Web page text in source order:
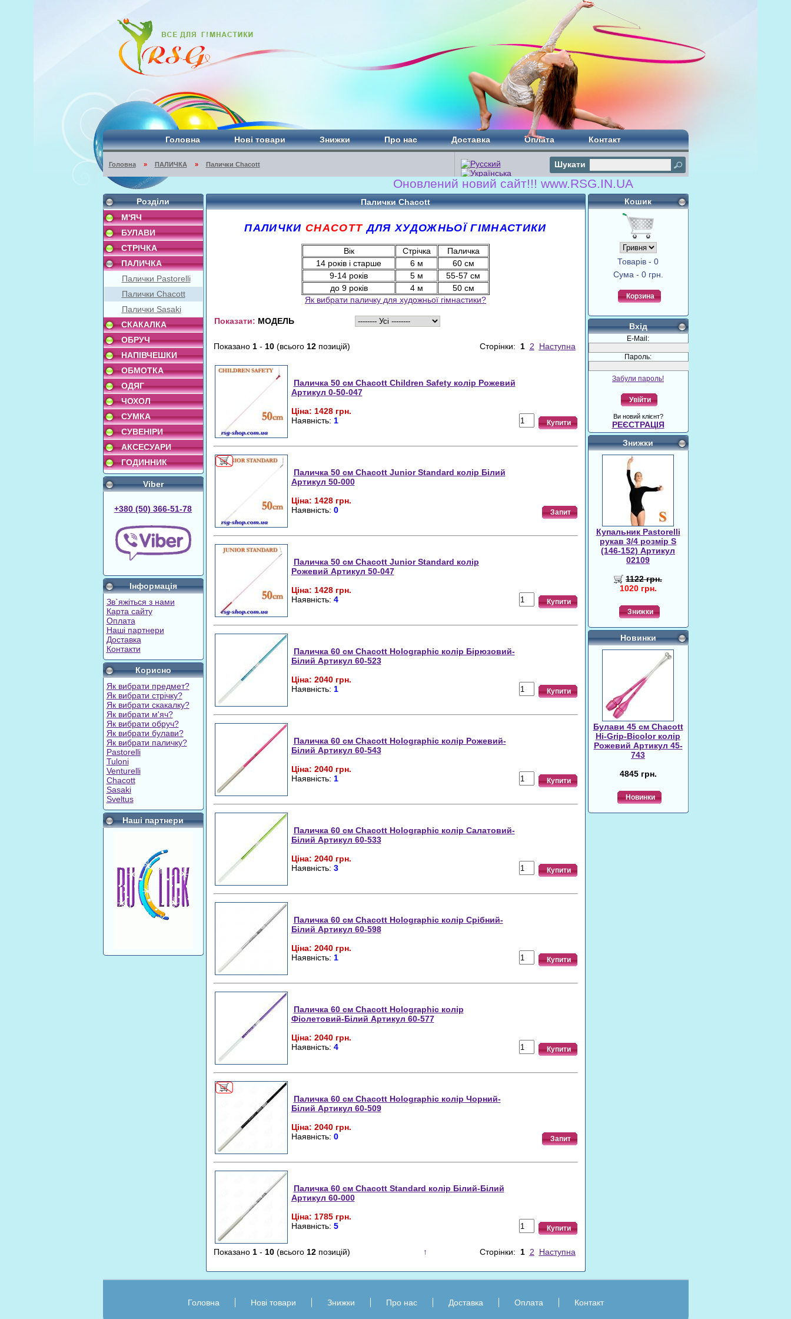
Головна Нові товари Знижки Про нас Доставка Оплата Контакт
Головна » ПАЛИЧКА » Палички Chacott Шукати
Оновлений новий сайт!!! www.RSG.IN.UA
Розділи
М'ЯЧ
БУЛАВИ
СТРІЧКА
ПАЛИЧКА
Палички Pastorelli
Палички Chacott
Палички Sasaki
СКАКАЛКА
ОБРУЧ
НАПІВЧЕШКИ
ОБМОТКА
ОДЯГ
ЧОХОЛ
СУМКА
СУВЕНІРИ
АКСЕСУАРИ
ГОДИННИК
Viber
+380 (50) 366-51-78
Інформація
Зв`яжіться з нами
Карта сайту
Оплата
Наші партнери
Доставка
Контакти
Корисно
Як вибрати предмет?
Як вибрати стрічку?
Як вибрати скакалку?
Як вибрати м'яч?
Як вибрати обруч?
Як вибрати булави?
Як вибрати паличку?
Pastorelli
Tuloni
Venturelli
Chacott
Sasaki
Sveltus
Наші партнери
Палички Chacott
ПАЛИЧКИ CHACOTTДЛЯ ХУДОЖНЬОЇ ГІМНАСТИКИ
Вік Стрічка
Паличка
14 років і старше
6 м
60 см
9-14 років
5 м
55-57 см
до 9 років
4 м
50 см
Як вибрати паличку для художньої гімнастики?
Показати: МОДЕЛЬ
Показано 1- 10(всього 12позицій) Сторінки: 1 2 Наступна
Паличка 50 см Chacott Children Safety колір Рожевий
Артикул 0-50-047
Ціна: 1428 грн.
Наявність: 1 Купити
Паличка 50 см Chacott Junior Standard колір Білий
Артикул 50-000
Ціна: 1428 грн.
Наявність: 0 Запит
Паличка 50 см Chacott Junior Standard колір
Рожевий Артикул 50-047
Ціна: 1428 грн.
Наявність: 4 Купити
Паличка 60 см Chacott Holographic колір Бірюзовий-
Білий Артикул 60-523
Ціна: 2040 грн.
Наявність: 1 Купити
Паличка 60 см Chacott Holographic колір Рожевий-
Білий Артикул 60-543
Ціна: 2040 грн.
Наявність: 1 Купити
Паличка 60 см Chacott Holographic колір Салатовий-
Білий Артикул 60-533
Ціна: 2040 грн.
Наявність: 3 Купити
Паличка 60 см Chacott Holographic колір Срібний-
Білий Артикул 60-598
Ціна: 2040 грн.
Наявність: 1 Купити
Паличка 60 см Chacott Holographic колір
Фіолетовий-Білий Артикул 60-577
Ціна: 2040 грн.
Наявність: 4 Купити
Паличка 60 см Chacott Holographic колір Чорний-
Білий Артикул 60-509
Ціна: 2040 грн.
Наявність: 0 Запит
Паличка 60 см Chacott Standard колір Білий-Білий
Артикул 60-000
Ціна: 1785 грн.
Наявність: 5 Купити
Показано 1- 10(всього 12позицій) ↑ Сторінки: 1 2 Наступна
Кошик
Товарів - 0
Сума - 0 грн.
Корзина
Вхід
E-Mail:
Пароль:
Забули пароль!
Увійти
Ви новий клієнт?
РЕЄСТРАЦІЯ
Знижки
Купальник Pastorelli
рукав 3/4 розмір S
(146-152) Артикул
02109
1122 грн.
1020 грн.
Знижки
Новинки
Булави 45 cм Chacott
Hi-Grip-Bicolor колір
Рожевий Артикул 45-
743
4845 грн.
Новинки
Головна Нові товари Знижки Про нас Доставка Оплата Контакт